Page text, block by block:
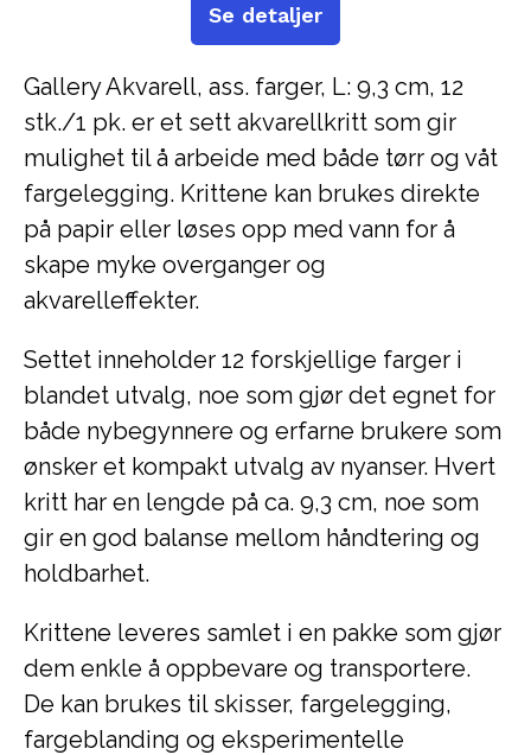
Gallery Akvarell, ass. farger, L: 9,3 cm, 12
stk./1 pk. er et sett akvarellkritt som gir
mulighet til å arbeide med både tørr og våt
fargelegging. Krittene kan brukes direkte
på papir eller løses opp med vann for å
skape myke overganger og
akvarelleffekter.
Settet inneholder 12 forskjellige farger i
blandet utvalg, noe som gjør det egnet for
både nybegynnere og erfarne brukere som
ønsker et kompakt utvalg av nyanser. Hvert
kritt har en lengde på ca. 9,3 cm, noe som
gir en god balanse mellom håndtering og
holdbarhet.
Krittene leveres samlet i en pakke som gjør
dem enkle å oppbevare og transportere.
De kan brukes til skisser, fargelegging,
fargeblanding og eksperimentelle
Se detaljer